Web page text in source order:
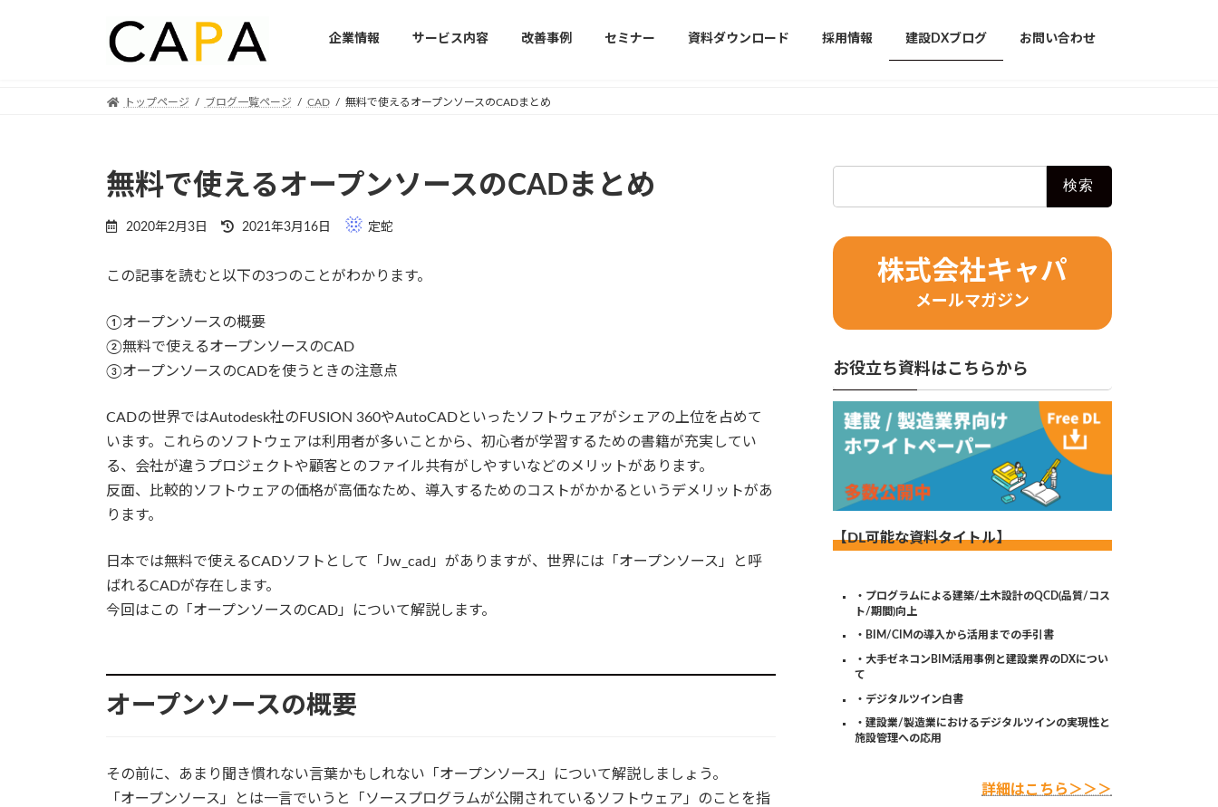
企業情報 サービス内容 改善事例 セミナー 資料ダウンロード 採用情報 建設DXブログ お問い合わせ
トップページ ブログ一覧ページ CAD 無料で使えるオープンソースのCADまとめ
無料で使えるオープンソースのCADまとめ
2020年2月3日
Last
updated
2021年3月16日 定蛇
この記事を読むと以下の3つのことがわかります。
①オープンソースの概要
②無料で使えるオープンソースのCAD
③オープンソースのCADを使うときの注意点
CADの世界ではAutodesk社のFUSION 360やAutoCADといったソフトウェアがシェアの上位を占めて
います。これらのソフトウェアは利用者が多いことから、初心者が学習するための書籍が充実してい
る、会社が違うプロジェクトや顧客とのファイル共有がしやすいなどのメリットがあります。
反面、比較的ソフトウェアの価格が高価なため、導入するためのコストがかかるというデメリットがあ
ります。
日本では無料で使えるCADソフトとして「Jw_cad」がありますが、世界には「オープンソース」と呼
ばれるCADが存在します。
今回はこの「オープンソースのCAD」について解説します。
オープンソースの概要
その前に、あまり聞き慣れない言葉かもしれない「オープンソース」について解説しましょう。
「オープンソース」とは一言でいうと「ソースプログラムが公開されているソフトウェア」のことを指
株式会社キャパ
メールマガジン
お役立ち資料はこちらから
【DL可能な資料タイトル】
・プログラムによる建築/土木設計のQCD(品質/コス
ト/期間)向上
・BIM/CIMの導入から活用までの手引書
・大手ゼネコンBIM活用事例と建設業界のDXについ
て
・デジタルツイン白書
・建設業/製造業におけるデジタルツインの実現性と
施設管理への応用
詳細はこちら＞＞＞